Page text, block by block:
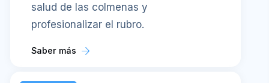
salud de las colmenas y
profesionalizar el rubro.
Saber más